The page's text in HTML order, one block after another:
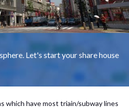
Let's start your share house
which have most triain/subway lines